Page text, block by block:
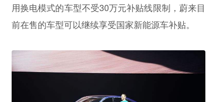
用换电模式的车型不受30万元补贴线限制，蔚来目
前在售的车型可以继续享受国家新能源车补贴。